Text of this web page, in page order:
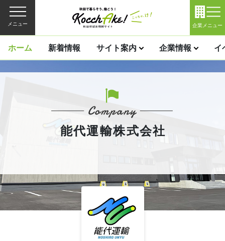
メニュー 企業メニュー
ホーム 新着情報 サイト案内 企業情報 イ
能代運輸株式会社